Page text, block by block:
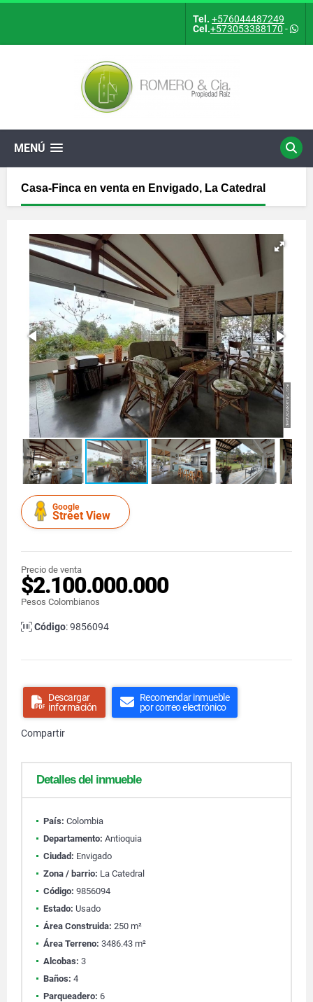
Tel. +576044487249
Cel.+573053388170 -
MENÚ
Casa-Finca en venta en Envigado, La Catedral
Google
Street View
Precio de venta
$2.100.000.000
Pesos Colombianos
Código: 9856094
Descargar
información
Recomendar inmueble
por correo electrónico
Compartir
Detalles del inmueble
País: Colombia
Departamento: Antioquia
Ciudad: Envigado
Zona / barrio: La Catedral
Código: 9856094
Estado: Usado
Área Construida: 250 m²
Área Terreno: 3486.43 m²
Alcobas: 3
Baños: 4
Parqueadero: 6